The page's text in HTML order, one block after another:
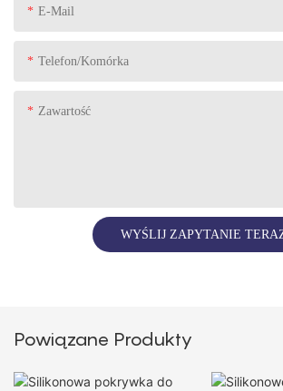
E-Mail
Telefon/komórka
Zawartość
WYŚLIJ ZAPYTANIE
Powiązane Produkty